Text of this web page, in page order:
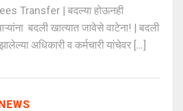
Transfer | बदल्या होऊनही
बदली खात्यात जावेसे वाटेना! | बदली
अधिकारी व कर्मचारी यांचेवर [...]